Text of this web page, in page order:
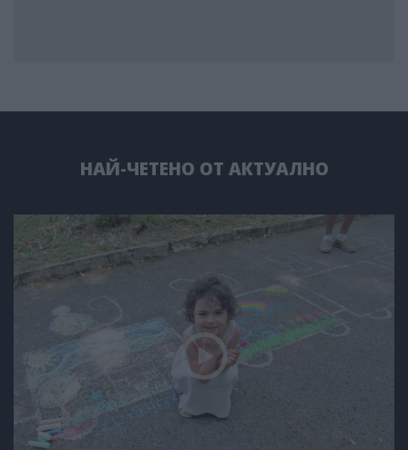
НАЙ-ЧЕТЕНО ОТ АКТУАЛНО